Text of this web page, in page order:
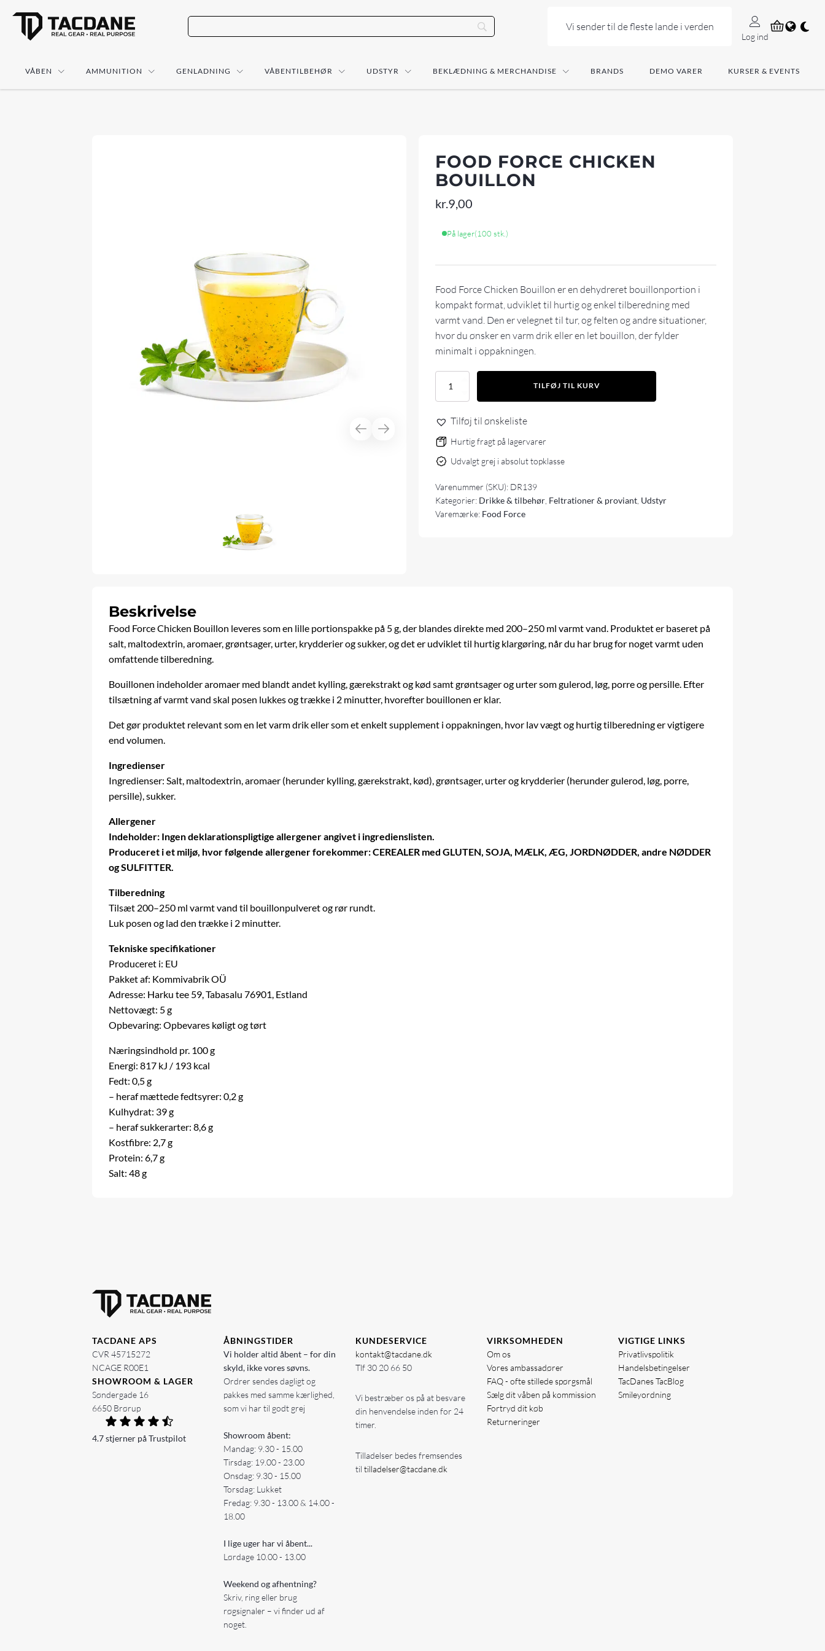
Vi sender til de fleste lande i verden
Log ind
VÅBEN AMMUNITION GENLADNING VÅBENTILBEHØR UDSTYR BEKLÆDNING & MERCHANDISE BRANDS DEMO VARER KURSER & EVENTS
FOOD FORCE CHICKEN
BOUILLON
kr.9,00
På lager(100 stk.)
Food Force Chicken Bouillon er en dehydreret bouillonportion i
kompakt format, udviklet til hurtig og enkel tilberedning med
varmt vand. Den er velegnet til tur, og felten og andre situationer,
hvor du ønsker en varm drik eller en let bouillon, der fylder
minimalt i oppakningen.
Food
bouillon
antal
TILFØJ TIL KURV
Tilføj til ønskeliste
Hurtig fragt på lagervarer
Udvalgt grej i absolut topklasse
Varenummer (SKU): DR139
Kategorier: Drikke & tilbehør Feltrationer & proviant Udstyr
Varemærke: Food Force
Beskrivelse
Food Force Chicken Bouillon leveres som en lille portionspakke på 5 g, der blandes direkte med 200–250 ml varmt vand. Produktet er baseret på
salt, maltodextrin, aromaer, grøntsager, urter, krydderier og sukker, og det er udviklet til hurtig klargøring, når du har brug for noget varmt uden
omfattende tilberedning.
Bouillonen indeholder aromaer med blandt andet kylling, gærekstrakt og kød samt grøntsager og urter som gulerod, løg, porre og persille. Efter
tilsætning af varmt vand skal posen lukkes og trække i 2 minutter, hvorefter bouillonen er klar.
Det gør produktet relevant som en let varm drik eller som et enkelt supplement i oppakningen, hvor lav vægt og hurtig tilberedning er vigtigere
end volumen.
Ingredienser
Ingredienser: Salt, maltodextrin, aromaer (herunder kylling, gærekstrakt, kød), grøntsager, urter og krydderier (herunder gulerod, løg, porre,
persille), sukker.
Allergener
Indeholder: Ingen deklarationspligtige allergener angivet i ingredienslisten.
Produceret i et miljø, hvor følgende allergener forekommer: CEREALER med GLUTEN, SOJA, MÆLK, ÆG, JORDNØDDER, andre NØDDER
og SULFITTER.
Tilberedning
Tilsæt 200–250 ml varmt vand til bouillonpulveret og rør rundt.
Luk posen og lad den trække i 2 minutter.
Tekniske specifikationer
Produceret i: EU
Pakket af: Kommivabrik OÜ
Adresse: Harku tee 59, Tabasalu 76901, Estland
Nettovægt: 5 g
Opbevaring: Opbevares køligt og tørt
Næringsindhold pr. 100 g
Energi: 817 kJ / 193 kcal
Fedt: 0,5 g
– heraf mættede fedtsyrer: 0,2 g
Kulhydrat: 39 g
– heraf sukkerarter: 8,6 g
Kostfibre: 2,7 g
Protein: 6,7 g
Salt: 48 g
TACDANE APS
CVR 45715272
NCAGE R00E1
SHOWROOM & LAGER
Søndergade 16
6650 Brørup
4.7 stjerner på Trustpilot
ÅBNINGSTIDER
Vi holder altid åbent – for din
skyld, ikke vores søvns.
Ordrer sendes dagligt og
pakkes med samme kærlighed,
som vi har til godt grej
Showroom åbent:
Mandag: 9.30 - 15.00
Tirsdag: 19.00 - 23.00
Onsdag: 9.30 - 15.00
Torsdag: Lukket
Fredag: 9.30 - 13.00 & 14.00 -
18.00
I lige uger har vi åbent...
Lørdage 10.00 - 13.00
Weekend og afhentning?
Skriv, ring eller brug
røgsignaler – vi finder ud af
noget.
KUNDESERVICE
kontakt@tacdane.dk
Tlf 30 20 66 50
Vi bestræber os på at besvare
din henvendelse inden for 24
timer.
Tilladelser bedes fremsendes
til tilladelser@tacdane.dk
VIRKSOMHEDEN
Om os
Vores ambassadører
FAQ - ofte stillede spørgsmål
Sælg dit våben på kommission
Fortryd dit køb
Returneringer
VIGTIGE LINKS
Privatlivspolitik
Handelsbetingelser
TacDanes TacBlog
Smileyordning